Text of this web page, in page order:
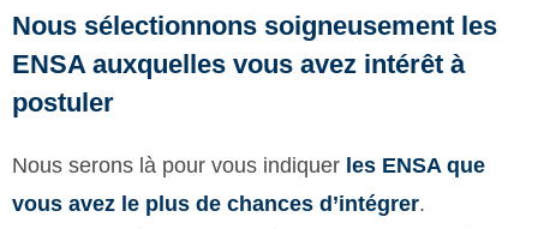
Nous sélectionnons soigneusement les
ENSA auxquelles vous avez intérêt à
postuler
Nous serons là pour vous indiquer les ENSA que
vous avez le plus de chances d’intégrer.